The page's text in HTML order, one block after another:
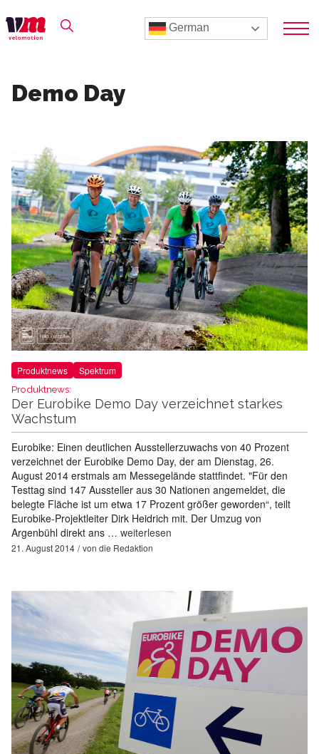
German
Demo Day
Produktnews Spektrum
Produktnews:
Der Eurobike Demo Day verzeichnet starkes
Wachstum
Eurobike: Einen deutlichen Ausstellerzuwachs von 40 Prozent
verzeichnet der Eurobike Demo Day, der am Dienstag, 26.
August 2014 erstmals am Messegelände stattfindet. "Für den
Testtag sind 147 Aussteller aus 30 Nationen angemeldet, die
belegte Fläche ist um etwa 17 Prozent größer geworden“, teilt
Eurobike-Projektleiter Dirk Heidrich mit. Der Umzug von
Argenbühl direkt ans … weiterlesen
21. August 2014 von die Redaktion